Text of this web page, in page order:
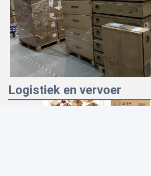
Logistiek en vervoer